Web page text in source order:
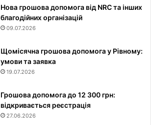
Нова грошова допомога від NRC та інших
благодійних організацій
09.07.2026
Щомісячна грошова допомога у Рівному:
умови та заявка
19.07.2026
Грошова допомога до 12 300 грн:
відкривається реєстрація
27.06.2026